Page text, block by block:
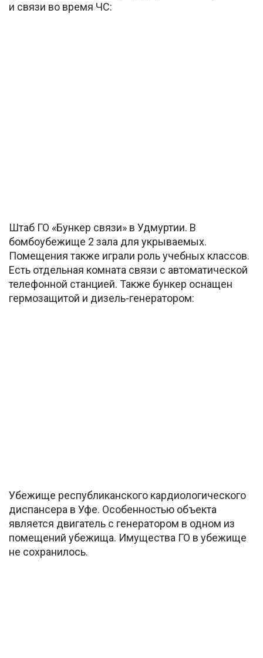
и связи во время ЧС:
Штаб ГО «Бункер связи» в Удмуртии. В
бомбоубежище 2 зала для укрываемых.
Помещения также играли роль учебных классов.
Есть отдельная комната связи с автоматической
телефонной станцией. Также бункер оснащен
гермозащитой и дизель-генератором:
Убежище республиканского кардиологического
диспансера в Уфе. Особенностью объекта
является двигатель с генератором в одном из
помещений убежища. Имущества ГО в убежище
не сохранилось.